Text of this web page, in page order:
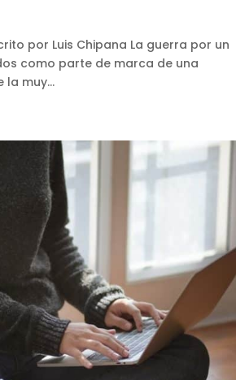
por Luis Chipana La guerra por un
como parte de marca de una
la muy...